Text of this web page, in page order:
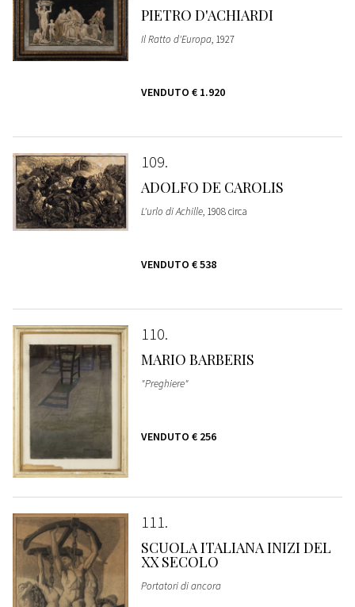
PIETRO D'ACHIARDI
Il Ratto d'Europa, 1927
VENDUTO € 1.920
109
ADOLFO DE CAROLIS
L'urlo di Achille, 1908 circa
VENDUTO € 538
110
MARIO BARBERIS
"Preghiere"
VENDUTO € 256
111
SCUOLA ITALIANA INIZI DEL
XX SECOLO
Portatori di ancora